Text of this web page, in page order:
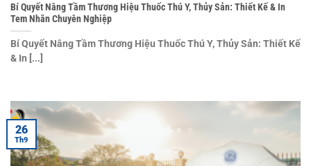
Bí Quyết Nâng Tầm Thương Hiệu Thuốc Thú Y, Thủy Sản: Thiết Kế & In
Tem Nhãn Chuyên Nghiệp
Bí Quyết Nâng Tầm Thương Hiệu Thuốc Thú Y, Thủy Sản: Thiết Kế
& In [...]
26
Th9